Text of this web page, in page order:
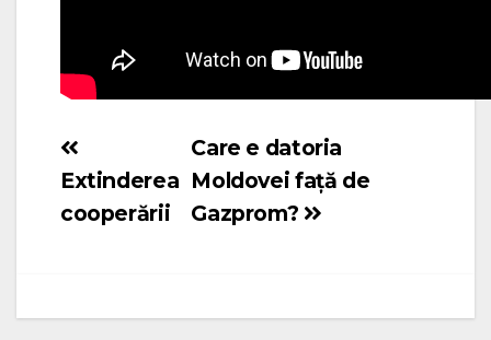
Navigare
în
Care e datoria
Moldovei față de
Gazprom?
Extinderea
cooperării